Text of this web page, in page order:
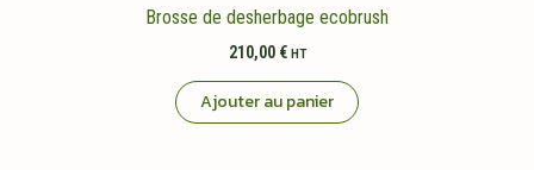
Brosse de desherbage ecobrush
210,00 € HT
Ajouter au panier